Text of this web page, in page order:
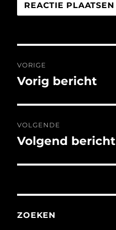
navigatie
VORIGE
Vorig
Vorig bericht
VOLGENDE
Volgend
Volgend bericht
ZOEKEN